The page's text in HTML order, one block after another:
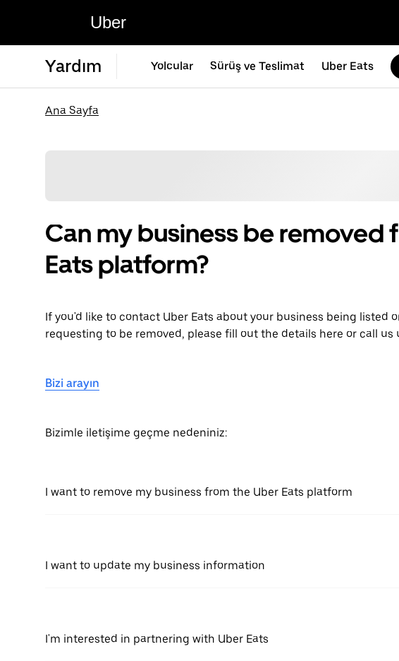
Uber
Yardım Yolcular Sürüş ve Teslimat Uber Eats
Ana Sayfa
Can my business be removed
Eats platform?
If you'd like to contact Uber Eats about your business being listed
requesting to be removed, please fill out the details here or call
Bizi arayın
Bizimle iletişime geçme nedeniniz:
I want to remove my business from the Uber Eats platform
I want to update my business information
I'm interested in partnering with Uber Eats